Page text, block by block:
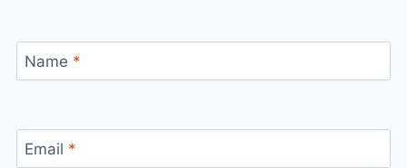
Name *
Email *